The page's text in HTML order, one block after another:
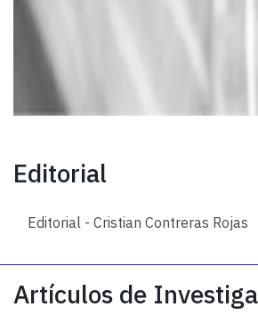
Editorial
Editorial - Cristian Contreras Rojas
Artículos de